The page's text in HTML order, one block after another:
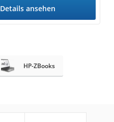
Details ansehen
HP-ZBooks